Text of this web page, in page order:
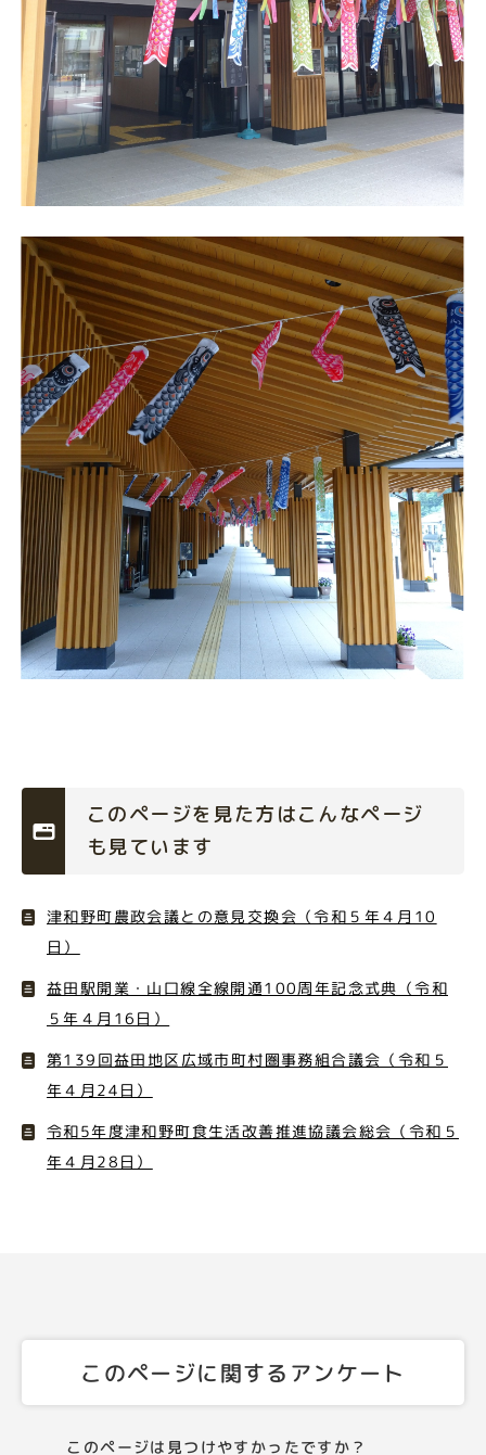
このページを見た方はこんなページ
も見ています
津和野町農政会議との意見交換会（令和５年４月10
日）
益田駅開業・山口線全線開通100周年記念式典（令和
５年４月16日）
第139回益田地区広域市町村圏事務組合議会（令和５
年４月24日）
令和5年度津和野町食生活改善推進協議会総会（令和５
年４月28日）
このページに関するアンケート
このページは見つけやすかったですか？